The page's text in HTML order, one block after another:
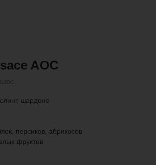
AOС
шардоне
персиков, абрикосов
фруктов